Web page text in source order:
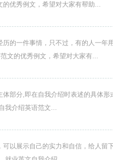
优秀例文，希望对大家有帮助...
的一件事情，只不过，有的人一
文的优秀例文，希望对大家有...
部分,即在自我介绍时表述的具体
我介绍英语范文...
以展示自己的实力和自信，给人